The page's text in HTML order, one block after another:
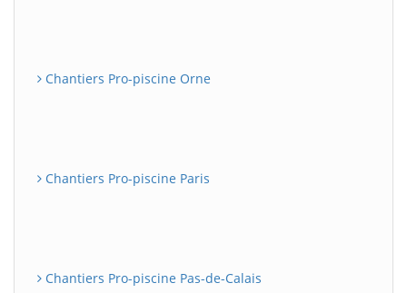
Chantiers Pro-piscine Orne
Chantiers Pro-piscine Paris
Chantiers Pro-piscine Pas-de-Calais